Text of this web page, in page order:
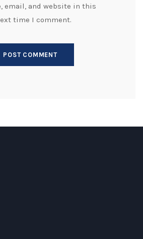
email, and website in this
time I comment.